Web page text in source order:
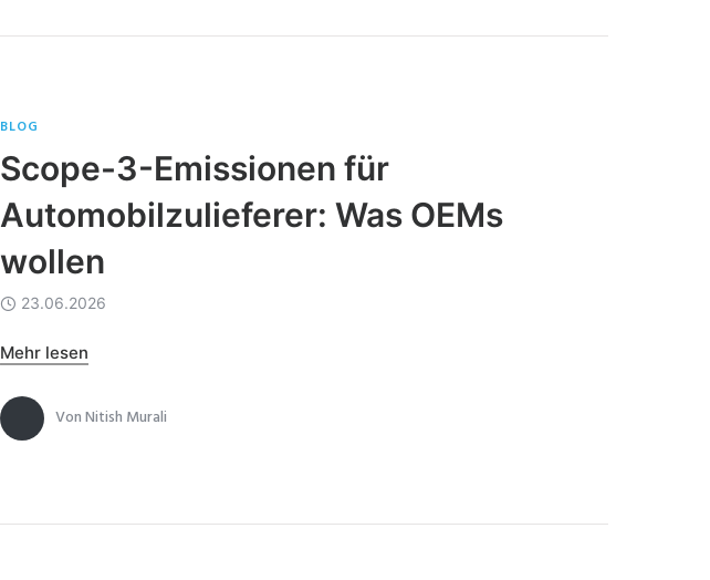
BLOG
Scope-3-Emissionen für
Automobilzulieferer: Was OEMs
wollen
23.06.2026
Mehr lesen
VonNitish Murali